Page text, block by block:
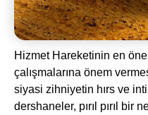
Hizmet Hareketinin en
çalışmalarına önem
siyasi zihniyetin hırs ve
dershaneler, pırıl pırıl bir